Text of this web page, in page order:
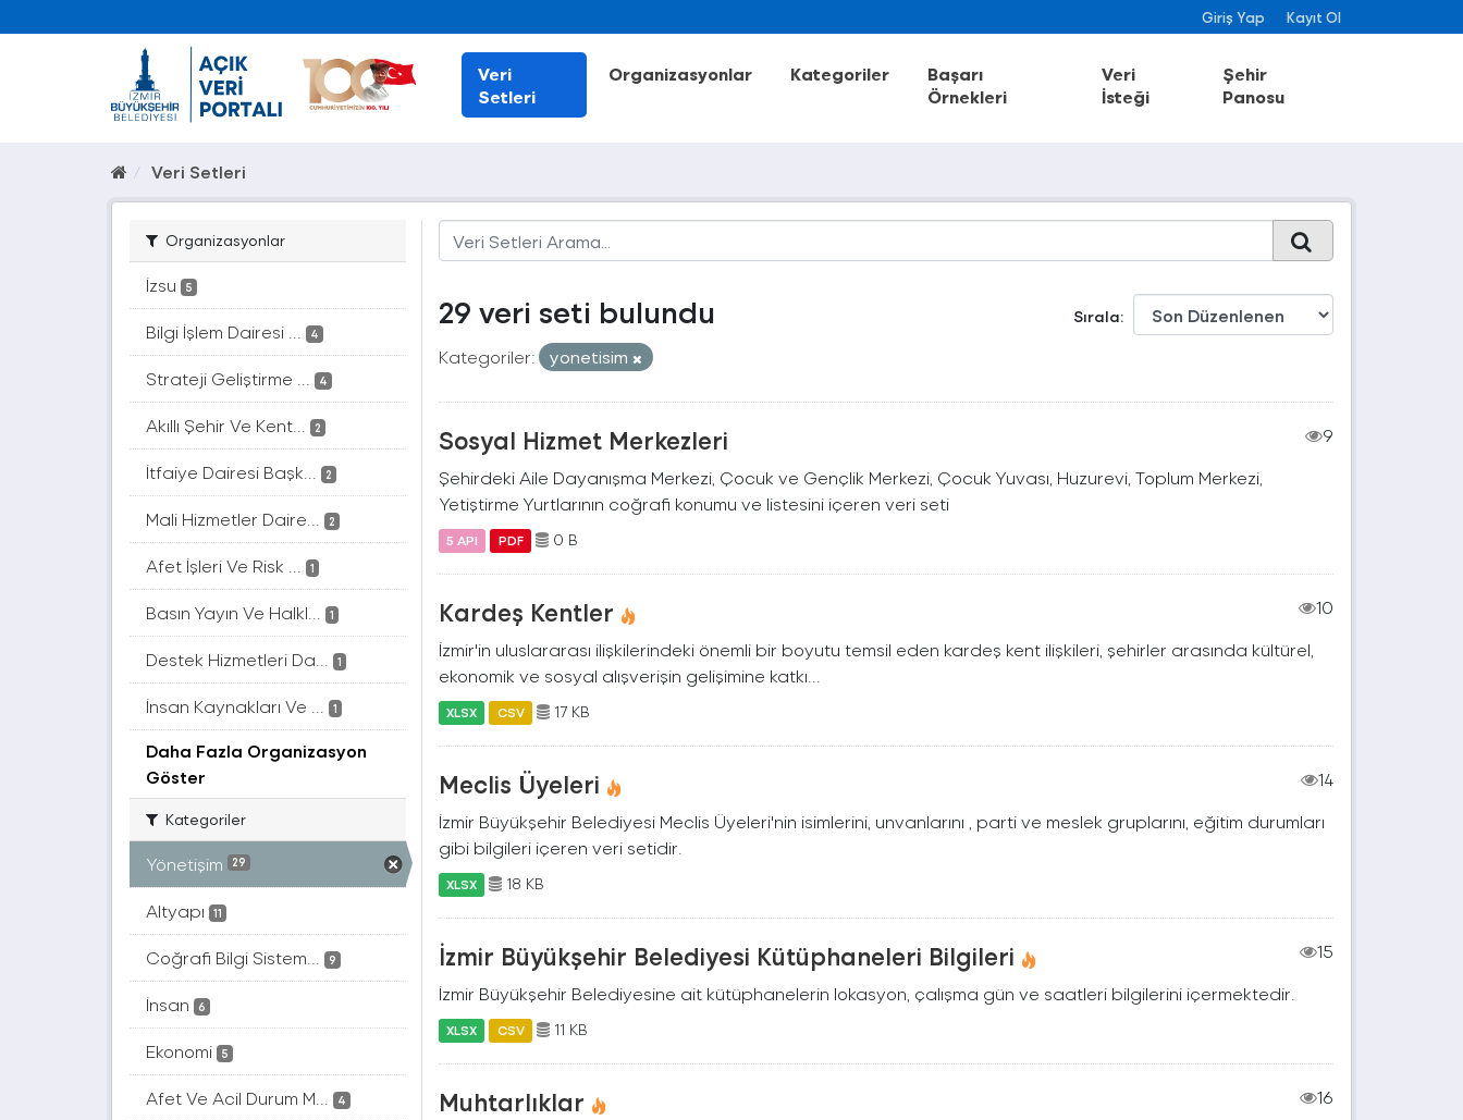
Giriş Yap Kayıt Ol
Veri
Setleri
Organizasyonlar Kategoriler
Başarı
Örnekleri
Veri
İsteği
Şehir
Panosu
Veri Setleri
Organizasyonlar
İzsu 5
Bilgi İşlem Dairesi ... 4
Strateji Geliştirme ... 4
Akıllı Şehir Ve Kent... 2
İtfaiye Dairesi Başk... 2
Mali Hizmetler Daire... 2
Afet İşleri Ve Risk ... 1
Basın Yayın Ve Halkl... 1
Destek Hizmetleri Da... 1
İnsan Kaynakları Ve ... 1
Daha Fazla Organizasyon
Göster
Kategoriler
Yönetişim 29
Altyapı 11
Coğrafi Bilgi Sistem... 9
İnsan 6
Ekonomi 5
Afet Ve Acil Durum M... 4
Sırala
29 veri seti bulundu
Kategoriler: yonetisim
Sosyal Hizmet Merkezleri
9
Şehirdeki Aile Dayanışma Merkezi, Çocuk ve Gençlik Merkezi, Çocuk Yuvası, Huzurevi, Toplum Merkezi,
Yetiştirme Yurtlarının coğrafi konumu ve listesini içeren veri seti
5 API PDF 0 B
Kardeş Kentler
10
İzmir'in uluslararası ilişkilerindeki önemli bir boyutu temsil eden kardeş kent ilişkileri, şehirler arasında kültürel,
ekonomik ve sosyal alışverişin gelişimine katkı...
XLSX CSV 17 KB
Meclis Üyeleri
14
İzmir Büyükşehir Belediyesi Meclis Üyeleri'nin isimlerini, unvanlarını , parti ve meslek gruplarını, eğitim durumları
gibi bilgileri içeren veri setidir.
XLSX 18 KB
İzmir Büyükşehir Belediyesi Kütüphaneleri Bilgileri
15
İzmir Büyükşehir Belediyesine ait kütüphanelerin lokasyon, çalışma gün ve saatleri bilgilerini içermektedir.
XLSX CSV 11 KB
Muhtarlıklar
16